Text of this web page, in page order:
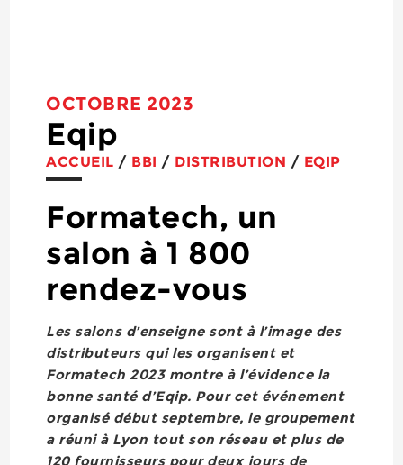
OCTOBRE 2023
Eqip
ACCUEIL / BBI / DISTRIBUTION / EQIP
Formatech, un
salon à 1 800
rendez-vous
Les salons d’enseigne sont à l’image des
distributeurs qui les organisent et
Formatech 2023 montre à l’évidence la
bonne santé d’Eqip. Pour cet événement
organisé début septembre, le groupement
a réuni à Lyon tout son réseau et plus de
120 fournisseurs pour deux jours de